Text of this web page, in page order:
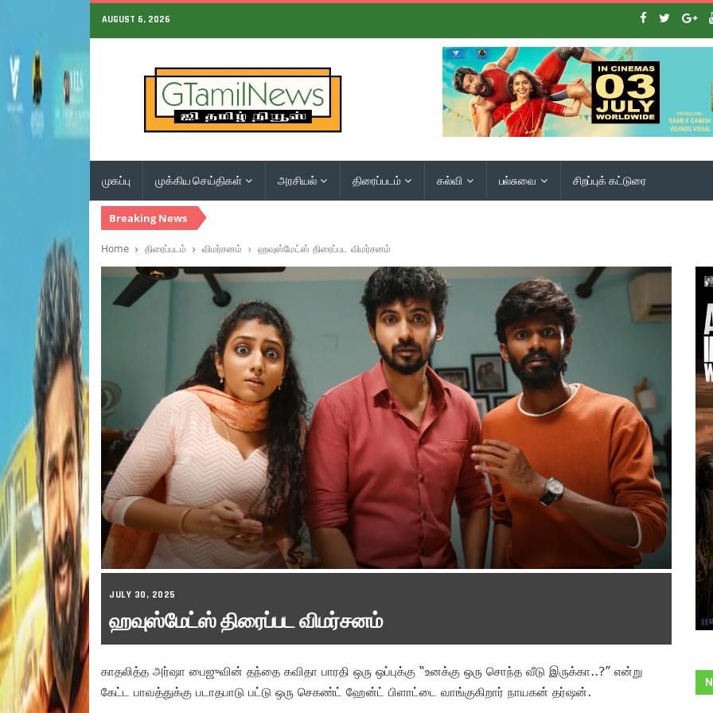
AUGUST 6, 2026
முகப்பு முக்கிய செய்திகள் அரசியல் திரைப்படம் கல்வி பல்சுவை சிறப்புக் கட்டுரை
Breaking News
Home திரைப்படம் விமர்சனம் ஹவுஸ்மேட்ஸ் திரைப்பட விமர்சனம்
JULY 30, 2025
ஹவுஸ்மேட்ஸ் திரைப்பட விமர்சனம்
காதலித்த அர்ஷா பைஜுவின் தந்தை கவிதா பாரதி ஒரு ஒப்புக்கு “உனக்கு ஒரு சொந்த வீடு இருக்கா..?” என்று
கேட்ட பாவத்துக்கு படாதபாடு பட்டு ஒரு செகண்ட் ஹேன்ட் பிளாட்டை வாங்குகிறார் நாயகன் தர்ஷன்.